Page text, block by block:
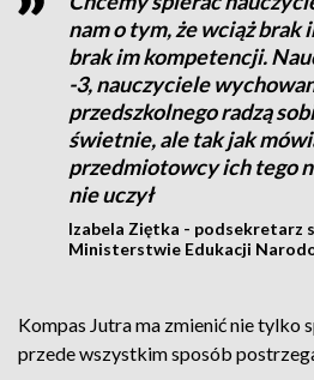
nam o tym, że wciąż brak
brak im kompetencji.
-3, nauczyciele
przedszkolnego radzą
świetnie, ale tak jak
przedmiotowcy ich tego
nie uczył
Izabela Ziętka - podsekretarz
Ministerstwie Edukacji
Kompas Jutra ma zmienić nie tylko
przede wszystkim sposób